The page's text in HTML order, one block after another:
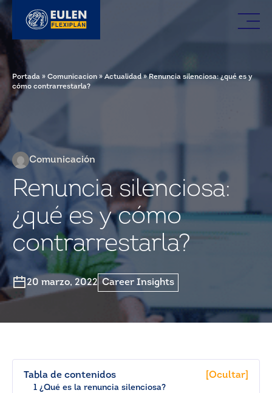
Portada » Comunicacion » Actualidad»Renuncia silenciosa: ¿qué es y
cómo contrarrestarla?
Comunicación
Renuncia silenciosa:
¿qué es y cómo
contrarrestarla?
20 marzo, 2022 Career Insights
Tabla de contenidos [Ocultar]
1 ¿Qué es la renuncia silenciosa?